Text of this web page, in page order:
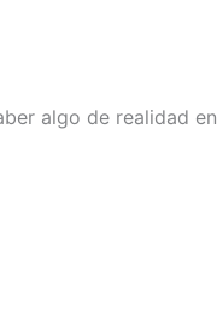
algo de realidad en